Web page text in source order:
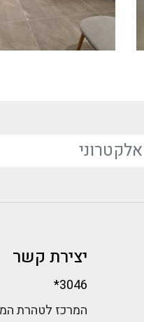
יצירת קשר
*3046
המרכז לטהרת